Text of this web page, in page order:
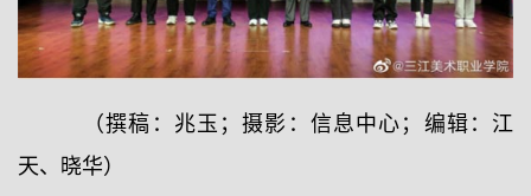
（撰稿：兆玉；摄影：信息中心；编辑：江
天、晓华）